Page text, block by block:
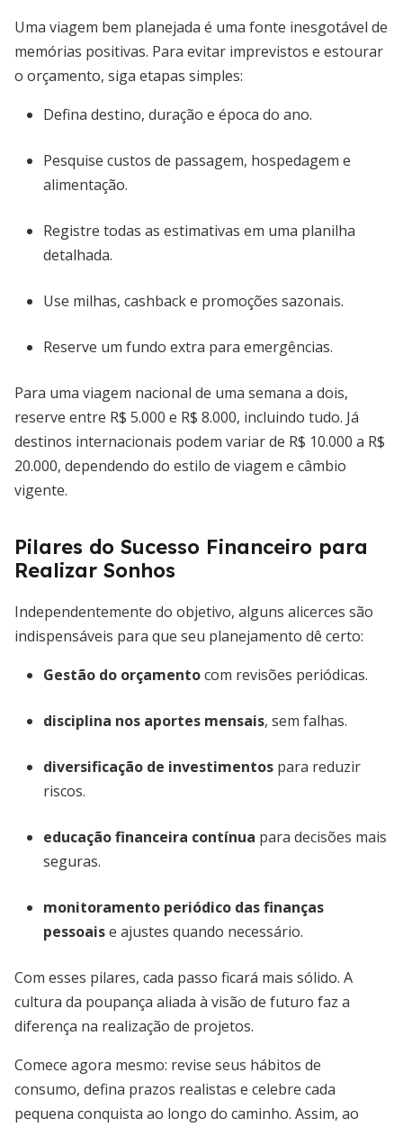
Uma viagem bem planejada é uma fonte inesgotável de
memórias positivas. Para evitar imprevistos e estourar
o orçamento, siga etapas simples:
Defina destino, duração e época do ano.
Pesquise custos de passagem, hospedagem e
alimentação.
Registre todas as estimativas em uma planilha
detalhada.
Use milhas, cashback e promoções sazonais.
Reserve um fundo extra para emergências.
Para uma viagem nacional de uma semana a dois,
reserve entre R$ 5.000 e R$ 8.000, incluindo tudo. Já
destinos internacionais podem variar de R$ 10.000 a R$
20.000, dependendo do estilo de viagem e câmbio
vigente.
Pilares do Sucesso Financeiro para
Realizar Sonhos
Independentemente do objetivo, alguns alicerces são
indispensáveis para que seu planejamento dê certo:
Gestão do orçamentocom revisões periódicas.
disciplina nos aportes mensais, sem falhas.
diversificação de investimentos para reduzir
riscos.
educação financeira contínua para decisões mais
seguras.
monitoramento periódico das finanças
pessoaise ajustes quando necessário.
Com esses pilares, cada passo ficará mais sólido. A
cultura da poupança aliada à visão de futuro faz a
diferença na realização de projetos.
Comece agora mesmo: revise seus hábitos de
consumo, defina prazos realistas e celebre cada
pequena conquista ao longo do caminho. Assim, ao